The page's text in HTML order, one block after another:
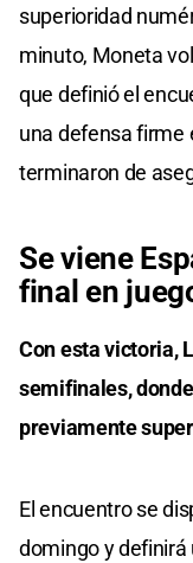
superioridad
minuto, Moneta
que definió el
una defensa firme
terminaron de
Se viene
final en
Con esta victoria,
semifinales,
previamente
El encuentro se
domingo y definirá